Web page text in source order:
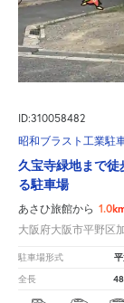
ID:310058482
昭和ブラスト工業駐
久宝寺緑地まで徒
る駐車場
あさひ旅館から
大阪府大阪市平野区
駐車場形式
全長